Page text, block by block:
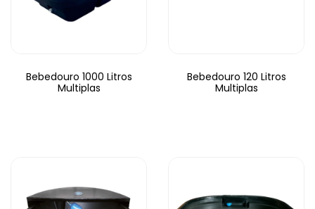
Bebedouro 1000 Litros
Multiplas
Bebedouro 120 Litros
Multiplas